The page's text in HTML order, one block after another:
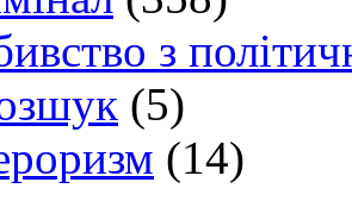
з
(5)
(14)